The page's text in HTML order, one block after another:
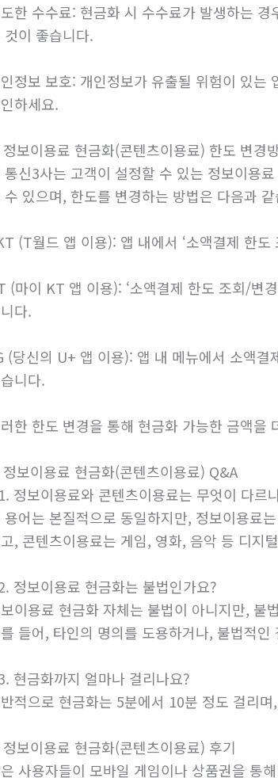
한 수수료: 현금화 시 수수료가 발생하는
것이 좋습니다.
정보 보호: 개인정보가 유출될 위험이 있는
하세요.
보이용료 현금화(콘텐츠이용료) 한도 변경
통신3사는 고객이 설정할 수 있는 정보이용
수 있으며, 한도를 변경하는 방법은 다음과
(T월드 앱 이용): 앱 내에서 ‘소액결제 한
(마이 KT 앱 이용): ‘소액결제 한도 조회/변
다.
(당신의 U+ 앱 이용): 앱 내 메뉴에서 소액
니다.
한 한도 변경을 통해 현금화 가능한 금액을
보이용료 현금화(콘텐츠이용료) Q&A
정보이용료와 콘텐츠이용료는 무엇이 다르
용어는 본질적으로 동일하지만, 정보이용료
, 콘텐츠이용료는 게임, 영화, 음악 등 디지
정보이용료 현금화는 불법인가요?
이용료 현금화 자체는 불법이 아니지만, 불
들어, 타인의 명의를 도용하거나, 불법적
현금화까지 얼마나 걸리나요?
적으로 현금화는 5분에서 10분 정도 걸리
보이용료 현금화(콘텐츠이용료) 후기
사용자들이 모바일 게임이나 상품권을 통